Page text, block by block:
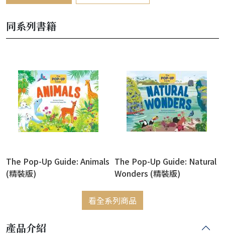
同系列書籍
The Pop-Up Guide: Animals
(精裝版)
The Pop-Up Guide: Natural
Wonders (精裝版)
看全系列商品
產品介紹